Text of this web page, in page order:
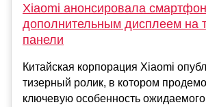
Xiaomi анонсировала
дополнительным дисплеем на
панели
Китайская корпорация Xiaomi
тизерный ролик, в котором
ключевую особенность